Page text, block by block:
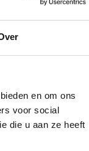
en om ons
voor social
die u aan ze heeft